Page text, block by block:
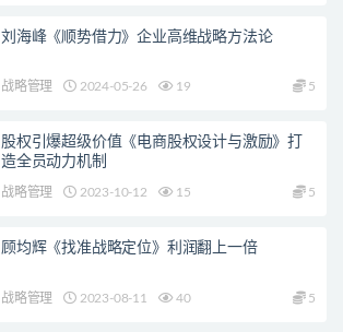
刘海峰《顺势借力》企业高维战略方法论
战略管理 2024-05-26 19 5
股权引爆超级价值《电商股权设计与激励》打
造全员动力机制
战略管理 2023-10-12 15 5
顾均辉《找准战略定位》利润翻上一倍
战略管理 2023-08-11 40 5